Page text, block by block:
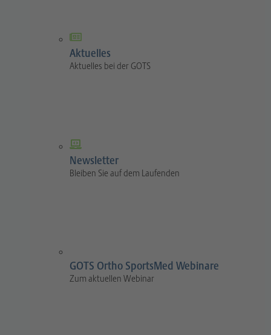
Aktuelles
Aktuelles bei der GOTS
Newsletter
Bleiben Sie auf dem Laufenden
GOTS Ortho SportsMed Webinare
Zum aktuellen Webinar